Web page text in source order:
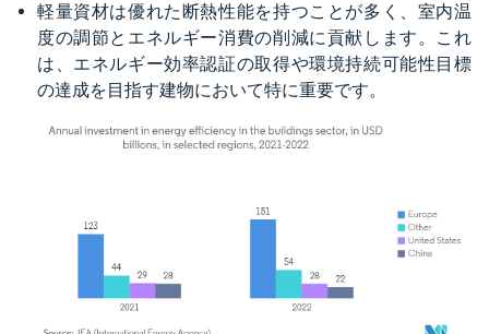
軽量資材は優れた断熱性能を持つことが多く、室内温
度の調節とエネルギー消費の削減に貢献します。これ
は、エネルギー効率認証の取得や環境持続可能性目標
の達成を目指す建物において特に重要です。